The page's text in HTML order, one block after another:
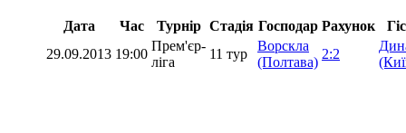
Дата Час Турнір Стадія Господар Рахунок
29.09.2013 19:00
Прем'єр-
ліга
11 тур
Ворскла
(Полтава)
2:2